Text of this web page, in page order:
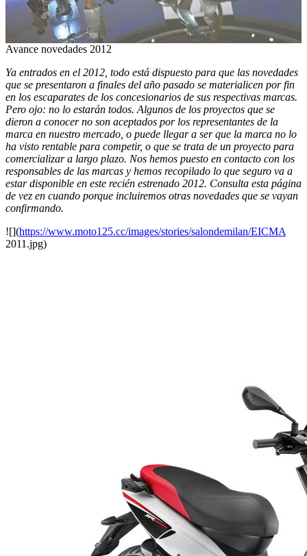
Avance novedades 2012
Ya entrados en el 2012, todo está dispuesto para que las novedades
que se presentaron a finales del año pasado se materialicen por fin
en los escaparates de los concesionarios de sus respectivas marcas.
Pero ojo: no lo estarán todos. Algunos de los proyectos que se
dieron a conocer no son aceptados por los representantes de la
marca en nuestro mercado, o puede llegar a ser que la marca no lo
ha visto rentable para competir, o que se trata de un proyecto para
comercializar a largo plazo. Nos hemos puesto en contacto con los
responsables de las marcas y hemos recopilado lo que seguro va a
estar disponible en este recién estrenado 2012. Consulta esta página
de vez en cuando porque incluiremos otras novedades que se vayan
confirmando.
![](https://www.moto125.cc/images/stories/salondemilan/EICMA
2011.jpg)